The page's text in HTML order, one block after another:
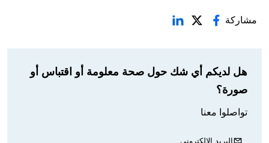
مشاركة
هل لديكم أي شك حول صحة معلومة أو اقتباس أو
صورة؟
تواصلوا معنا
البريد الإلكتروني